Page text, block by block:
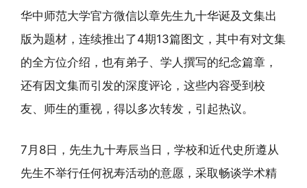
华中师范大学官方微信以章先生九十华诞及文集出
版为题材，连续推出了4期13篇图文，其中有对文集
的全方位介绍，也有弟子、学人撰写的纪念篇章，
还有因文集而引发的深度评论，这些内容受到校
友、师生的重视，得以多次转发，引起热议。
7月8日，先生九十寿辰当日，学校和近代史所遵从
先生不举行任何祝寿活动的意愿，采取畅谈学术精